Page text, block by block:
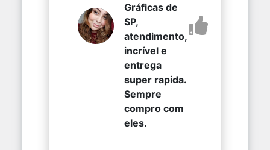
Gráficas de
SP,
atendimento,
incrível e
entrega
super rapida.
Sempre
compro com
eles.